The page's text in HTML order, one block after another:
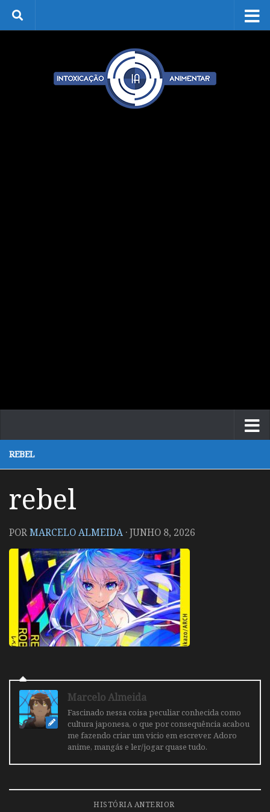
Skip to content
REBEL
rebel
PORMARCELO ALMEIDA ·JUNHO 8, 2026
Marcelo Almeida
Fascinado nessa coisa peculiar conhecida como
cultura japonesa, o que por consequência acabou
me fazendo criar um vicio em escrever. Adoro
anime, mangás e ler/jogar quase tudo.
HISTÓRIA ANTERIOR